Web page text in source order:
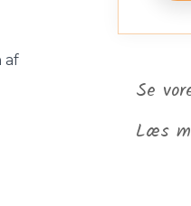
af
Se
Læs